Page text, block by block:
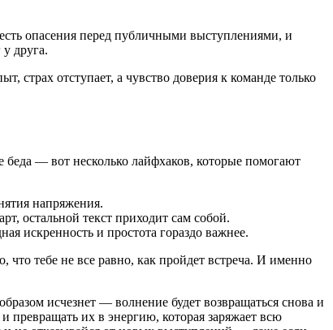
опасения перед публичными выступлениями, и
друга.
страх отступает, а чувство доверия к команде только
беда — вот несколько лайфхаков, которые помогают
напряжения.
остальной текст приходит сам собой.
искренность и простота гораздо важнее.
что тебе не все равно, как пройдет встреча. И именно
исчезнет — волнение будет возвращаться снова и
превращать их в энергию, которая заряжает всю